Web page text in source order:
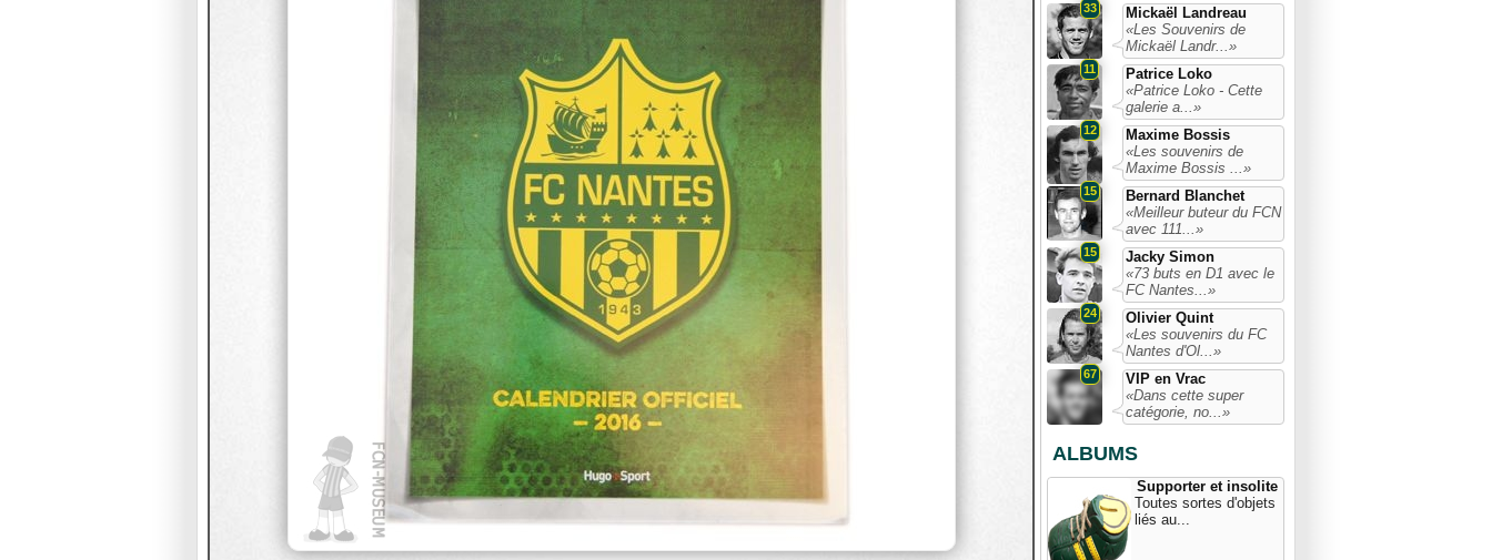
33
Mickaël Landreau
«Les Souvenirs de
Mickaël Landr...»
11
Patrice Loko
«Patrice Loko - Cette
galerie a...»
12
Maxime Bossis
«Les souvenirs de
Maxime Bossis ...»
15
Bernard Blanchet
«Meilleur buteur du FCN
avec 111...»
15
Jacky Simon
«73 buts en D1 avec le
FC Nantes...»
24
Olivier Quint
«Les souvenirs du FC
Nantes d'Ol...»
67
VIP en Vrac
«Dans cette super
catégorie, no...»
ALBUMS
Supporter et insolite
Toutes sortes d'objets
liés au...